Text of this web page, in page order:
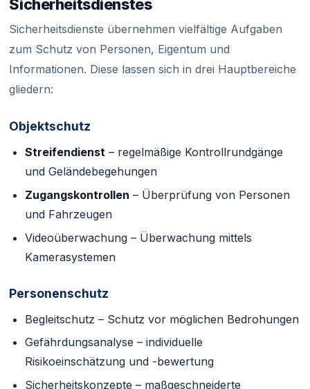
Sicherheitsdienstes
Sicherheitsdienste übernehmen vielfältige Aufgaben
zum Schutz von Personen, Eigentum und
Informationen. Diese lassen sich in drei Hauptbereiche
gliedern:
Objektschutz
Streifendienst– regelmäßige Kontrollrundgänge
und Geländebegehungen
Zugangskontrollen – Überprüfung von Personen
und Fahrzeugen
Videoüberwachung – Überwachung mittels
Kamerasystemen
Personenschutz
Begleitschutz – Schutz vor möglichen Bedrohungen
Gefährdungsanalyse – individuelle
Risikoeinschätzung und -bewertung
Sicherheitskonzepte – maßgeschneiderte